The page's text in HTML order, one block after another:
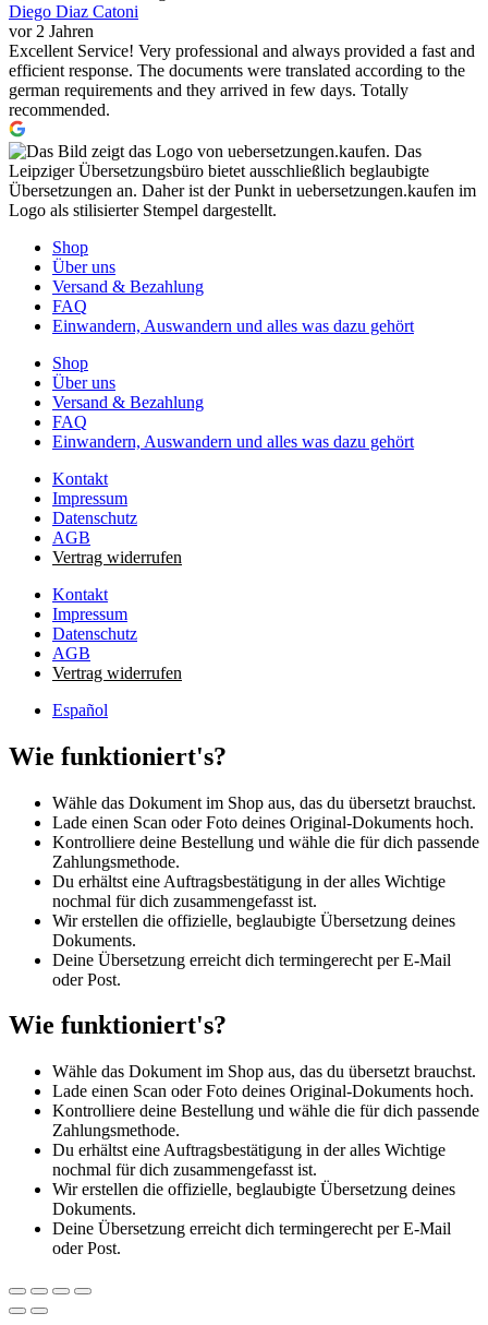
Diego Diaz Catoni
vor 2 Jahren
Excellent Service! Very professional and always provided a fast and
efficient response. The documents were translated according to the
german requirements and they arrived in few days. Totally
recommended.
Shop
Über uns
Versand & Bezahlung
FAQ
Einwandern, Auswandern und alles was dazu gehört
Shop
Über uns
Versand & Bezahlung
FAQ
Einwandern, Auswandern und alles was dazu gehört
Kontakt
Impressum
Datenschutz
AGB
Vertrag widerrufen
Kontakt
Impressum
Datenschutz
AGB
Vertrag widerrufen
Español
Wie funktioniert's?
Wähle das Dokument im Shop aus, das du übersetzt brauchst.
Lade einen Scan oder Foto deines Original-Dokuments hoch.
Kontrolliere deine Bestellung und wähle die für dich passende
Zahlungsmethode.
Du erhältst eine Auftragsbestätigung in der alles Wichtige
nochmal für dich zusammengefasst ist.
Wir erstellen die offizielle, beglaubigte Übersetzung deines
Dokuments.
Deine Übersetzung erreicht dich termingerecht per E-Mail
oder Post.
Wie funktioniert's?
Wähle das Dokument im Shop aus, das du übersetzt brauchst.
Lade einen Scan oder Foto deines Original-Dokuments hoch.
Kontrolliere deine Bestellung und wähle die für dich passende
Zahlungsmethode.
Du erhältst eine Auftragsbestätigung in der alles Wichtige
nochmal für dich zusammengefasst ist.
Wir erstellen die offizielle, beglaubigte Übersetzung deines
Dokuments.
Deine Übersetzung erreicht dich termingerecht per E-Mail
oder Post.